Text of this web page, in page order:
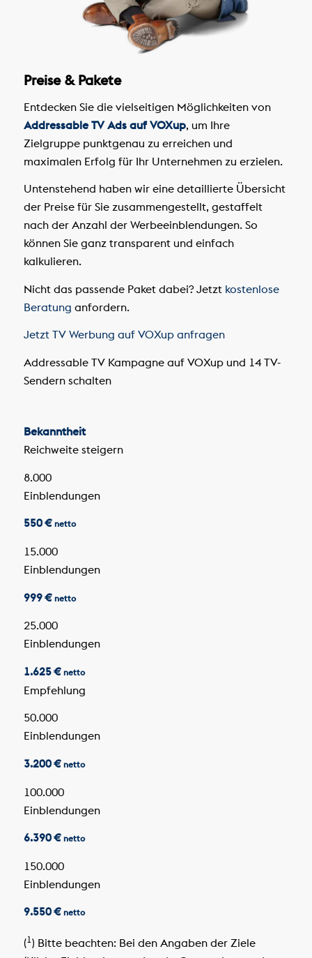
Preise & Pakete
Entdecken Sie die vielseitigen Möglichkeiten von
Addressable TV Ads auf VOXup, um Ihre
Zielgruppe punktgenau zu erreichen und
maximalen Erfolg für Ihr Unternehmen zu erzielen.
Untenstehend haben wir eine detaillierte Übersicht
der Preise für Sie zusammengestellt, gestaffelt
nach der Anzahl der Werbeeinblendungen. So
können Sie ganz transparent und einfach
kalkulieren.
Nicht das passende Paket dabei? Jetzt kostenlose
Beratung anfordern.
Jetzt TV Werbung auf VOXup anfragen
Addressable TV Kampagne auf VOXup und 14 TV-
Sendern schalten
Bekanntheit
Reichweite steigern
8.000
Einblendungen
550 € netto
15.000
Einblendungen
999 € netto
25.000
Einblendungen
1.625 € netto
Empfehlung
50.000
Einblendungen
3.200 € netto
100.000
Einblendungen
6.390 € netto
150.000
Einblendungen
9.550 € netto
(1) Bitte beachten: Bei den Angaben der Ziele